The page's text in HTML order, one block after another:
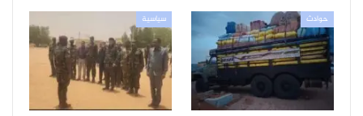
حوادث سياسية